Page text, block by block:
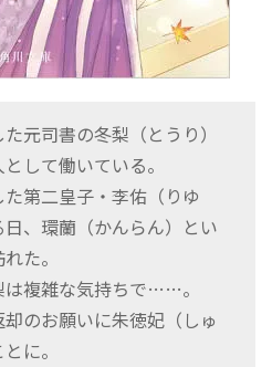
元司書の冬梨（とうり）
して働いている。
第二皇子・李佑（りゆ
、環蘭（かんらん）とい
た。
複雑な気持ちで……。
のお願いに朱徳妃（しゅ
に。